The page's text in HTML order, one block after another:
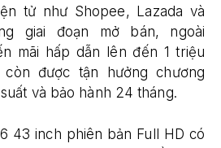
tử như Shopee, Lazada và
giai đoạn mở bán, ngoài
mãi hấp dẫn lên đến 1 triệu
còn được tận hưởng chương
và bảo hành 24 tháng.
43 inch phiên bản Full HD có